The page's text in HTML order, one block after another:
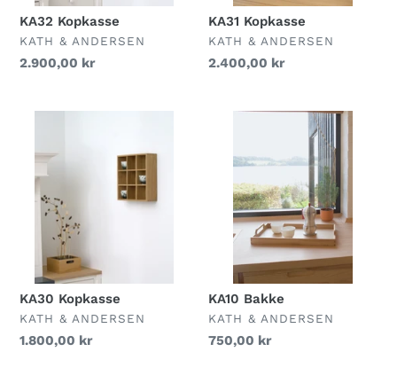
KA32 Kopkasse
FORHANDLER
KATH & ANDERSEN
Normalpris
2.900,00 kr
KA31 Kopkasse
FORHANDLER
KATH & ANDERSEN
Normalpris
2.400,00 kr
KA30 Kopkasse
FORHANDLER
KATH & ANDERSEN
Normalpris
1.800,00 kr
KA10 Bakke
FORHANDLER
KATH & ANDERSEN
Normalpris
750,00 kr